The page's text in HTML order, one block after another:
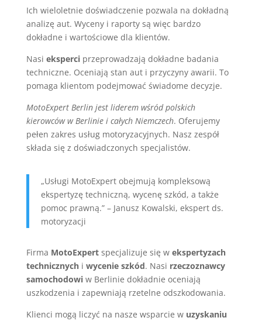
Ich wieloletnie doświadczenie pozwala na dokładną
analizę aut. Wyceny i raporty są więc bardzo
dokładne i wartościowe dla klientów.
Nasi eksperciprzeprowadzają dokładne badania
techniczne. Oceniają stan aut i przyczyny awarii. To
pomaga klientom podejmować świadome decyzje.
MotoExpert Berlin jest liderem wśród polskich
kierowców w Berlinie i całych Niemczech. Oferujemy
pełen zakres usług motoryzacyjnych. Nasz zespół
składa się z doświadczonych specjalistów.
„Usługi MotoExpert obejmują kompleksową
ekspertyzę techniczną, wycenę szkód, a także
pomoc prawną.” – Janusz Kowalski, ekspert ds.
motoryzacji
Firma MotoExpertspecjalizuje się w ekspertyzach
technicznychi wycenie szkód. Nasi rzeczoznawcy
samochodowiw Berlinie dokładnie oceniają
uszkodzenia i zapewniają rzetelne odszkodowania.
Klienci mogą liczyć na nasze wsparcie w uzyskaniu